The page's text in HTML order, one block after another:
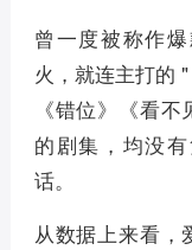
曾一度被称作
火，就连主打的
《错位》《看
的剧集，均没
话。
从数据上来看，